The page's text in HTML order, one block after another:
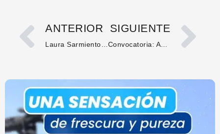
ANTERIOR SIGUIENTE